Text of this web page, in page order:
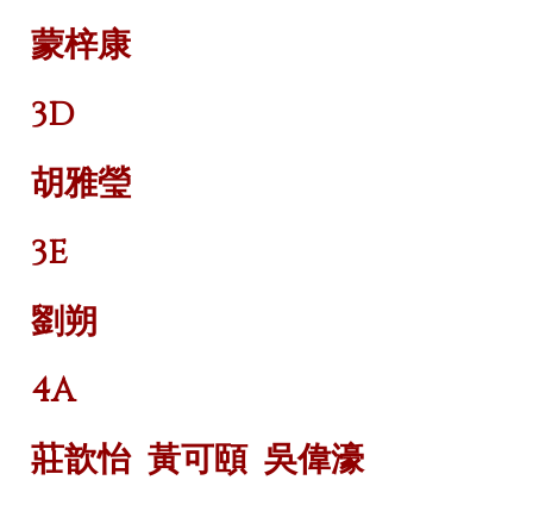
蒙梓康
3D
胡雅瑩
3E
劉朔
4A
莊歆怡 黃可頤 吳偉濠